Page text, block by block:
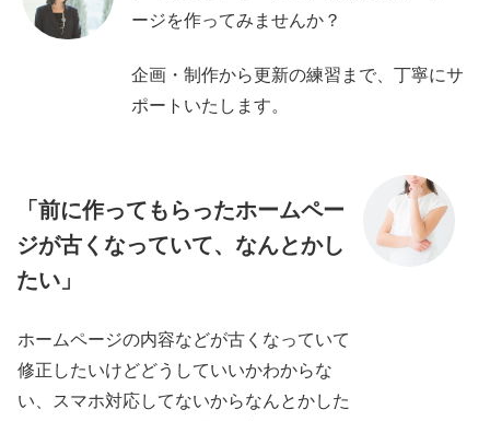
ージを作ってみませんか？
企画・制作から更新の練習まで、丁寧にサ
ポートいたします。
「前に作ってもらったホームペー
ジが古くなっていて、なんとかし
たい」
ホームページの内容などが古くなっていて
修正したいけどどうしていいかわからな
い、スマホ対応してないからなんとかした